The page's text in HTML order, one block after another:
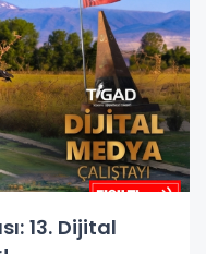
13. Dijital